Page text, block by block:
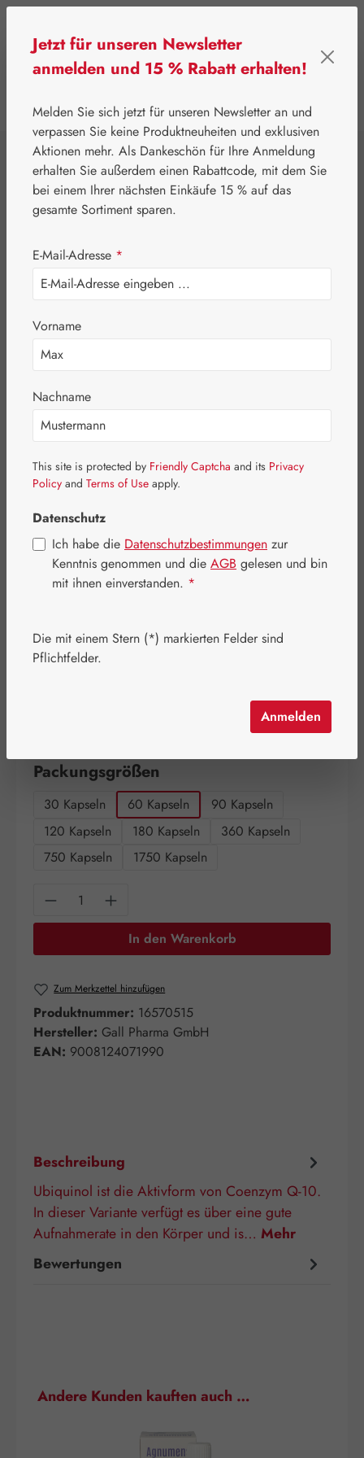
⌂ Gall Pharma Coenzym Q-10
Ubiquinol 100 mg
GPH Kapseln
Bildergalerie überspringen
Regulärer Preis:
70,10 €
Inhalt:0.04 Kilogramm
Packungsgrößen
30 Kapseln 60 Kapseln
90 Kapseln
120 Kapseln
180 Kapseln
360 Kapseln
750 Kapseln
1750 Kapseln
Produkt Anzahl: Gib den gewünschten
In den Warenkorb
Zum Merkzettel hinzufügen
Produktnummer: 16570515
Hersteller: Gall Pharma GmbH
EAN: 9008124071990
Beschreibung
Ubiquinol ist die Aktivform von Coenzym Q-10.
In dieser Variante verfügt es über eine gute
Aufnahmerate in den Körper und is… Mehr
Bewertungen
Produktgalerie überspringen
Andere Kunden kauften auch …
Jetzt für unseren Newsletter
anmelden und 15 % Rabatt erhalten!
Melden Sie sich jetzt für unseren Newsletter an und
verpassen Sie keine Produktneuheiten und exklusiven
Aktionen mehr. Als Dankeschön für Ihre Anmeldung
erhalten Sie außerdem einen Rabattcode, mit dem Sie
bei einem Ihrer nächsten Einkäufe 15 % auf das
gesamte Sortiment sparen.
E-Mail-Adresse *
Vorname
Nachname
This site is protected by Friendly Captcha and its Privacy
Policy and Terms of Use apply.
Datenschutz
Ich habe die Datenschutzbestimmungen zur
Kenntnis genommen und die AGB gelesen und bin
mit ihnen einverstanden. *
Die mit einem Stern (*) markierten Felder sind
Pflichtfelder.
Anmelden